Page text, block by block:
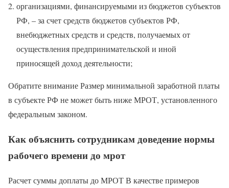
организациями, финансируемыми из бюджетов субъектов
РФ, – за счет средств бюджетов субъектов РФ,
внебюджетных средств и средств, получаемых от
осуществления предпринимательской и иной
приносящей доход деятельности;
Обратите внимание Размер минимальной заработной платы
в субъекте РФ не может быть ниже МРОТ, установленного
федеральным законом.
Как объяснить сотрудникам доведение нормы
рабочего времени до мрот
Расчет суммы доплаты до МРОТ В качестве примеров